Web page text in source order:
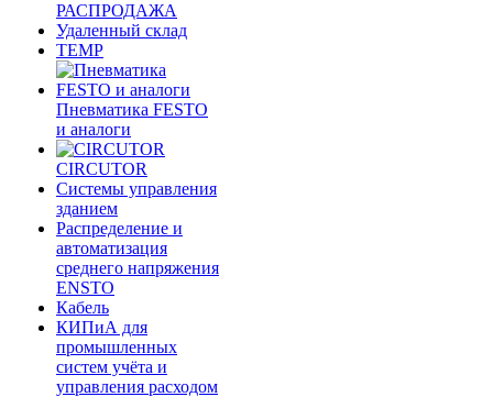
РАСПРОДАЖА
Удаленный склад
TEMP
Пневматика FESTO
и аналоги
CIRCUTOR
Системы управления
зданием
Распределение и
автоматизация
среднего напряжения
ENSTO
Кабель
КИПиА для
промышленных
систем учёта и
управления расходом